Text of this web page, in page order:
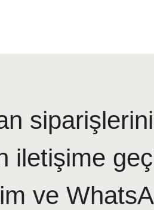
iletişime
ve